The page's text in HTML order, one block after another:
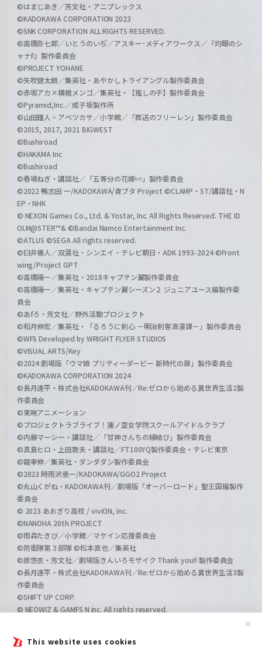
This website uses cookies
✕
©はまじあき／芳文社・アニプレックス
©KADOKAWA CORPORATION 2023
©SNK CORPORATION ALL RIGHTS RESERVED.
©高橋弥七郎／いとうのいぢ／アスキー･メディアワークス／『灼眼のシ
ャナF』製作委員会
©PROJECT YOHANE
©矢吹健太朗／集英社・あやかしトライアングル製作委員会
©赤坂アカ×横槍メンゴ／集英社・【推しの子】製作委員会
©Pyramid,Inc.／成子坂製作所
©山田鐘人・アベツカサ／小学館／「葬送のフリーレン」製作委員会
©2015, 2017, 2021 BIGWEST
©Bushiroad
©HAKAMA Inc
©Bushiroad
©春場ねぎ・講談社／「五等分の花嫁∽」製作委員会
©2022 鴨志田 一/KADOKAWA/青ブタ Project ©CLAMP・ST/講談社・N
EP・NHK
© NEXON Games Co., Ltd. & Yostar, Inc. All Rights Reserved. THE ID
OLM@STER™& ©Bandai Namco Entertainment Inc.
©ATLUS ©SEGA All rights reserved.
©臼井儀人／双葉社・シンエイ・テレビ朝日・ADK 1993-2024 ©Front
wing/Project GPT
©高橋陽一／集英社・2018キャプテン翼製作委員会
©高橋陽一／集英社・キャプテン翼シーズン２ ジュニアユース編製作委
員会
©あfろ・芳文社／野外活動プロジェクト
©和月伸宏／集英社・「るろうに剣心 －明治剣客浪漫譚－」製作委員会
©WFS Developed by WRIGHT FLYER STUDIOS
©VISUAL ARTS/Key
©2024 劇場版「ウマ娘 プリティーダービー 新時代の扉」製作委員会
©KADOKAWA CORPORATION 2024
©長月達平・株式会社KADOKAWA刊／Re:ゼロから始める異世界生活2製
作委員会
©東映アニメーション
©プロジェクトラブライブ！蓮ノ空女学院スクールアイドルクラブ
©内藤マーシー・講談社／「甘神さんちの縁結び」製作委員会
©真島ヒロ・上田敦夫・講談社／FT100YQ製作委員会・テレビ東京
©龍幸伸／集英社・ダンダダン製作委員会
©2023 時雨沢恵一/KADOKAWA/GGO2 Project
©丸山くがね・KADOKAWA刊／劇場版「オーバーロード」聖王国編製作
委員会
© 2023 あおぎり高校 / viviON, inc.
©NANOHA 20th PROJECT
©雨森たきび／小学館／マケイン応援委員会
©防衛隊第３部隊 ©松本直也／集英社
©原悠衣・芳文社／劇場版きんいろモザイク Thank you!! 製作委員会
©長月達平・株式会社KADOKAWA刊／Re:ゼロから始める異世界生活3製
作委員会
©SHIFT UP CORP.
© NEOWIZ & GAMFS N inc. All rights reserved.
©GIRLS und PANZER Film Projekt